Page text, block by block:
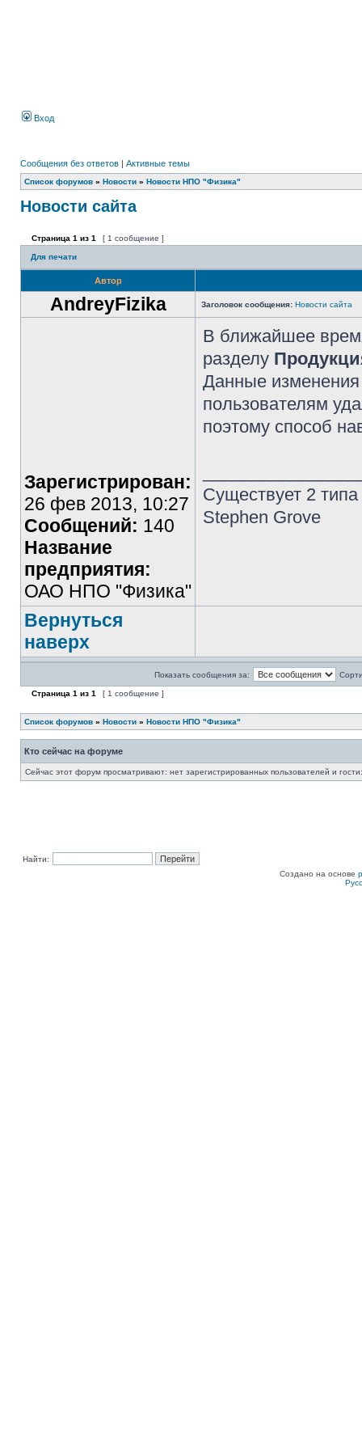
Вход
Сообщения без ответов | Активные темы
Список форумов » Новости » Новости НПО "Физика"
Новости сайта
Страница 1 из 1 [ 1 сообщение ]
Для печати
Автор
AndreyFizika Заголовок сообщения: Новости сайта
Зарегистрирован:
26 фев 2013, 10:27
Сообщений: 140
Название
предприятия:
ОАО НПО "Физика"
В ближайшее
разделу
Данные
пользователям
поэтому способ
Существует 2
Stephen Grove
Вернуться
наверх
Показать сообщения за:
Страница 1 из 1 [ 1 сообщение ]
Список форумов » Новости » Новости НПО "Физика"
Кто сейчас на форуме
Сейчас этот форум просматривают: нет зарегистрированных пользователей и
Найти:
Создано на основе